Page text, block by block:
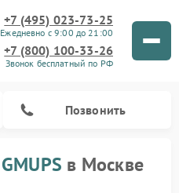
+7 (495) 023-73-25
Ежедневно с 9:00 до 21:00
+7 (800) 100-33-26
Звонок бесплатный по РФ
Позвонить
GMUPS в Москве